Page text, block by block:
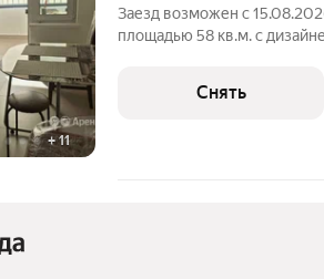
+11
Заезд возможен с
площадью 58 кв.м. с
Снять